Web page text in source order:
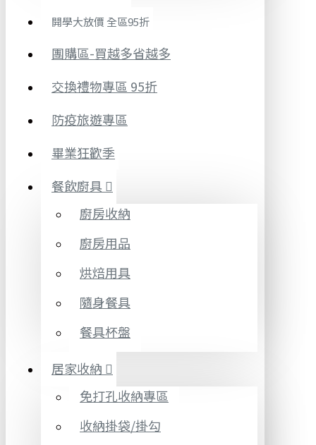
開學大放價 全區95折
團購區-買越多省越多
交換禮物專區 95折
防疫旅遊專區
畢業狂歡季
餐飲廚具
廚房收納
廚房用品
烘焙用具
隨身餐具
餐具杯盤
居家收納
免打孔收納專區
收納掛袋/掛勾